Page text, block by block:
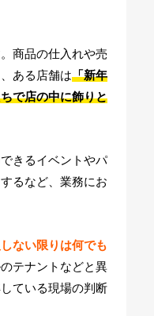
商品の仕入れや売
ある店舗は「新年
で店の中に飾りと
きるイベントやパ
るなど、業務にお
ない限りは何でも
テナントなどと異
ている現場の判断